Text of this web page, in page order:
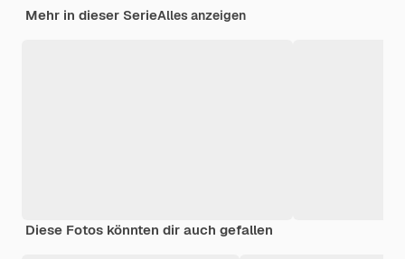
Mehr in dieser SerieAlles anzeigen
Diese Fotos könnten dir auch gefallen